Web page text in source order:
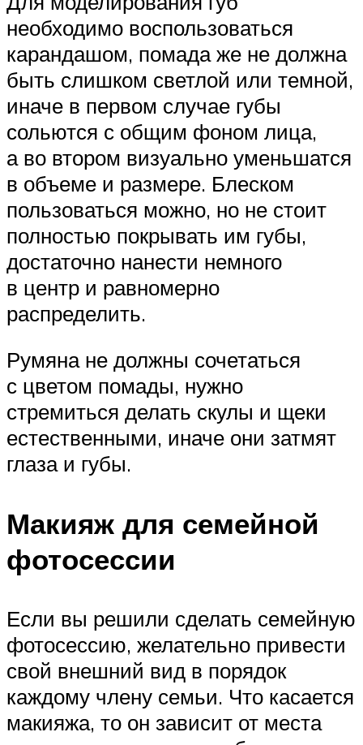
необходимо воспользоваться
карандашом, помада же не должна
быть слишком светлой или темной,
иначе в первом случае губы
сольются с общим фоном лица,
а во втором визуально уменьшатся
в объеме и размере. Блеском
пользоваться можно, но не стоит
полностью покрывать им губы,
достаточно нанести немного
в центр и равномерно
распределить.
Румяна не должны сочетаться
с цветом помады, нужно
стремиться делать скулы и щеки
естественными, иначе они затмят
глаза и губы.
Макияж для семейной
фотосессии
Если вы решили сделать семейную
фотосессию, желательно привести
свой внешний вид в порядок
каждому члену семьи. Что касается
макияжа, то он зависит от места